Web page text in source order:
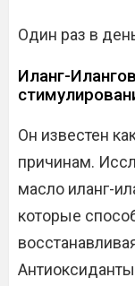
Один раз в
Иланг-
Он известен
причинам.
масло иланг-
которые